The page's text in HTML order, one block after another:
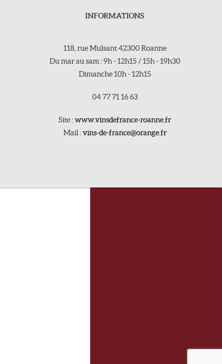
INFORMATIONS
118, rue Mulsant 42300 Roanne
Du mar au sam : 9h - 12h15 / 15h - 19h30
Dimanche 10h - 12h15
04 77 71 16 63
Site :www.vinsdefrance-roanne.fr
Mail :vins-de-france@orange.fr